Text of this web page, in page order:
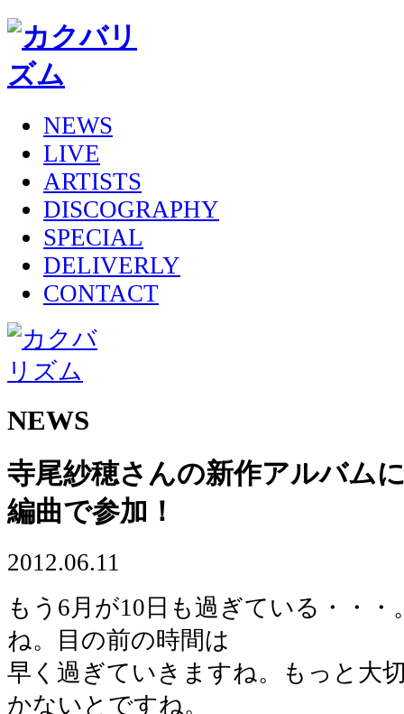
NEWS
LIVE
ARTISTS
DISCOGRAPHY
SPECIAL
DELIVERLY
CONTACT
NEWS
寺尾紗穂さんの新作アルバム
編曲で参加！
2012.06.11
もう6月が10日も過ぎている・・
ね。目の前の時間は
早く過ぎていきますね。もっと大
かないとですね。